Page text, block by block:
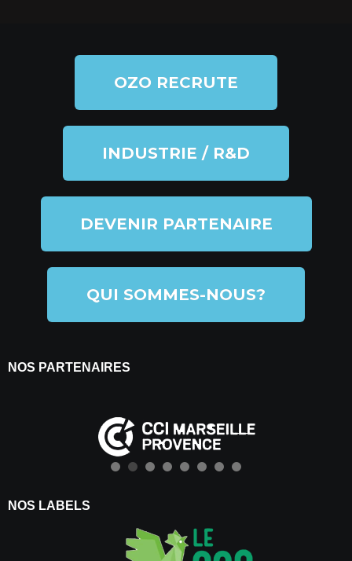
OZO RECRUTE
INDUSTRIE / R&D
DEVENIR PARTENAIRE
QUI SOMMES-NOUS?
NOS PARTENAIRES
NOS LABELS